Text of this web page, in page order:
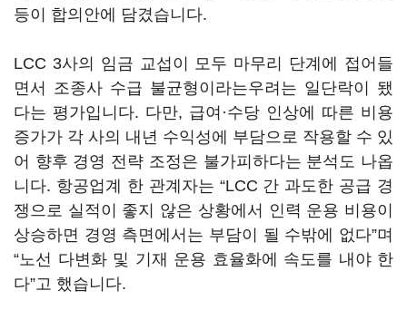
등이 합의안에 담겼습니다.
LCC 3사의 임금 교섭이 모두 마무리 단계에 접어들
면서 조종사 수급 불균형이라는우려는 일단락이 됐
다는 평가입니다. 다만, 급여·수당 인상에 따른 비용
증가가 각 사의 내년 수익성에 부담으로 작용할 수 있
어 향후 경영 전략 조정은 불가피하다는 분석도 나옵
니다. 항공업계 한 관계자는 “LCC 간 과도한 공급 경
쟁으로 실적이 좋지 않은 상황에서 인력 운용 비용이
상승하면 경영 측면에서는 부담이 될 수밖에 없다”며
“노선 다변화 및 기재 운용 효율화에 속도를 내야 한
다”고 했습니다.